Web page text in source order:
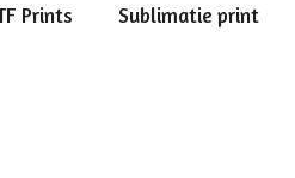
Prints Sublimatie print